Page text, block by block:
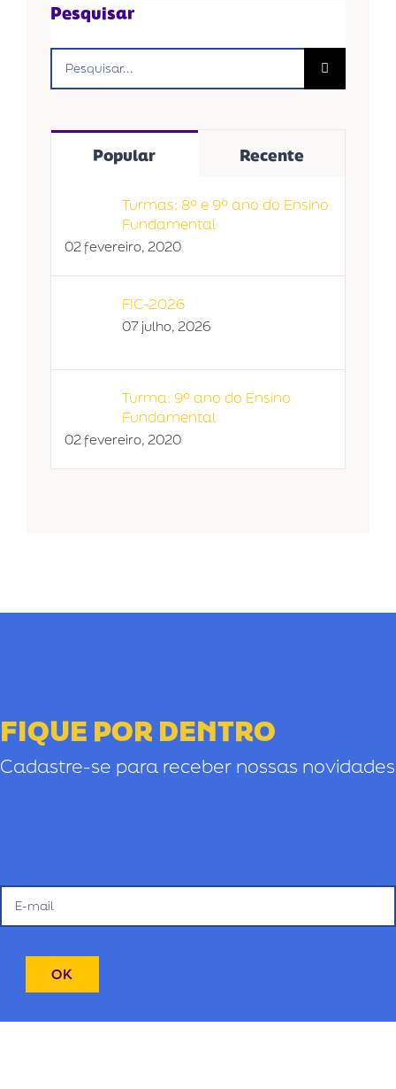
Pesquisar
resultados
Popular Recente
Turmas: 8º e 9º ano do Ensino
Fundamental
02 fevereiro, 2020
FIC-2026
07 julho, 2026
Turma: 9º ano do Ensino
Fundamental
02 fevereiro, 2020
FIQUE POR DENTRO
Cadastre-se para receber nossas novidades